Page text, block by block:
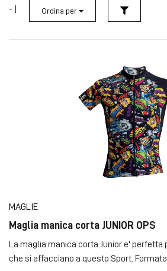
- | Ordina per
MAGLIE
Maglia manica corta JUNIOR OPS
La maglia manica corta Junior e'
che si affacciano a questo Sport.